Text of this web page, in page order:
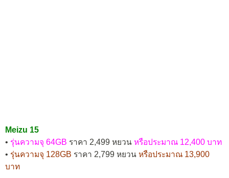
Meizu 15
• รุ่นความจุ 64GB ราคา 2,499 หยวน หรือประมาณ 12,400 บาท
• รุ่นความจุ 128GB ราคา 2,799 หยวน หรือประมาณ 13,900
บาท